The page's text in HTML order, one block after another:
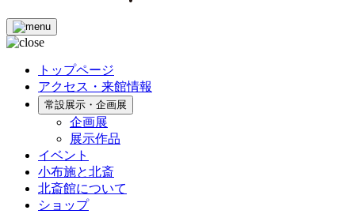
トップページ
アクセス・来館情報
常設展示・企画展
企画展
展示作品
イベント
小布施と北斎
北斎館について
ショップ